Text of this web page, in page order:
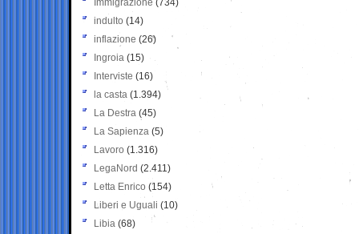
Immigrazione (734)
indulto (14)
inflazione (26)
Ingroia (15)
Interviste (16)
la casta (1.394)
La Destra (45)
La Sapienza (5)
Lavoro (1.316)
LegaNord (2.411)
Letta Enrico (154)
Liberi e Uguali (10)
Libia (68)